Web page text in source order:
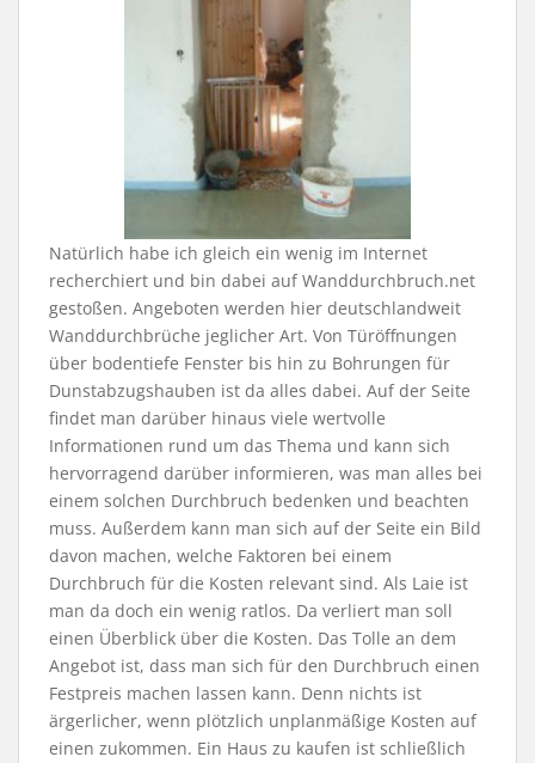
Natürlich habe ich gleich ein wenig im Internet
recherchiert und bin dabei auf Wanddurchbruch.net
gestoßen. Angeboten werden hier deutschlandweit
Wanddurchbrüche jeglicher Art. Von Türöffnungen
über bodentiefe Fenster bis hin zu Bohrungen für
Dunstabzugshauben ist da alles dabei. Auf der Seite
findet man darüber hinaus viele wertvolle
Informationen rund um das Thema und kann sich
hervorragend darüber informieren, was man alles bei
einem solchen Durchbruch bedenken und beachten
muss. Außerdem kann man sich auf der Seite ein Bild
davon machen, welche Faktoren bei einem
Durchbruch für die Kosten relevant sind. Als Laie ist
man da doch ein wenig ratlos. Da verliert man soll
einen Überblick über die Kosten. Das Tolle an dem
Angebot ist, dass man sich für den Durchbruch einen
Festpreis machen lassen kann. Denn nichts ist
ärgerlicher, wenn plötzlich unplanmäßige Kosten auf
einen zukommen. Ein Haus zu kaufen ist schließlich